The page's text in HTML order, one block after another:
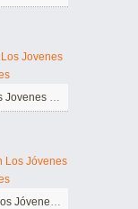
Chico Bestia Los Jovenes Titanes
Personajes en Los Jóvenes Titanes